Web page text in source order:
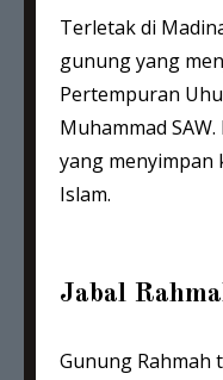
Terletak di
gunung yang
Pertempuran
Muhammad
yang menyimpan
Islam.
Jabal
Gunung Rahmah